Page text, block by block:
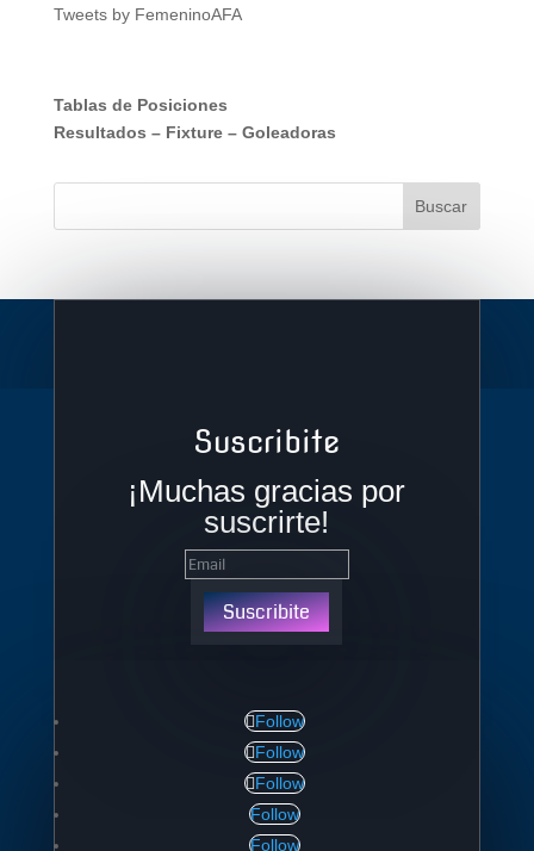
Tweets by FemeninoAFA
Tablas de Posiciones
Resultados – Fixture– Goleadoras
Suscribite
¡Muchas gracias por
suscrirte!
Suscribite
Follow
Follow
Follow
Follow
Follow